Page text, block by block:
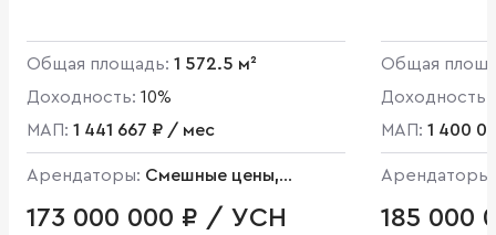
Общая площадь: 1 572.5 м²
Доходность: 10%
МАП: 1 441 667 ₽ / мес
Арендаторы: Смешные цены,
173 000 000 ₽ / УСН
Общая
Доходность:
МАП: 1 400
185 000